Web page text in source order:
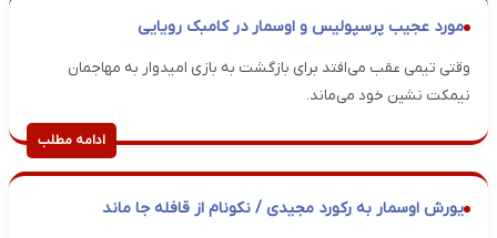
مورد عجیب پرسپولیس و اوسمار در کامبک رویایی
وقتی تیمی عقب می‌افتد برای بازگشت به بازی امیدوار به مهاجمان
نیمکت نشین خود می‌ماند.
ادامه مطلب
یورش اوسمار به رکورد مجیدی / نکونام از قافله جا ماند